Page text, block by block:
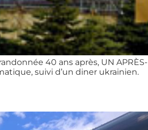
40 ans après, UN APRÈS-
suivi d’un diner ukrainien.